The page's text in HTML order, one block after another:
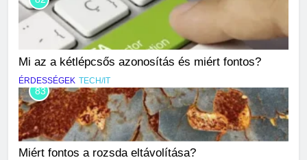
Mi az a kétlépcsős azonosítás és miért fontos?
ÉRDESSÉGEK TECH/IT
83
Miért fontos a rozsda eltávolítása?